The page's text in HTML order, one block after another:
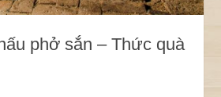
phở sắn – Thức quà